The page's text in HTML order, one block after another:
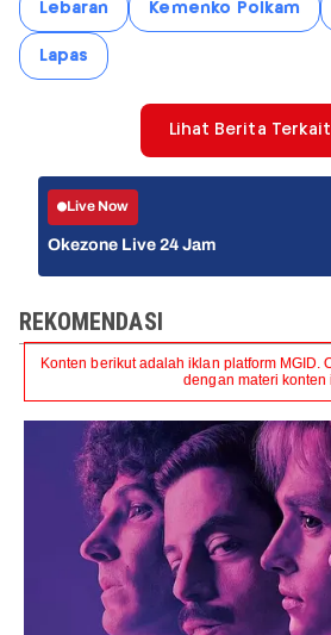
Lebaran Kemenko Polkam
Lapas
Lihat Berita Terkait
Live Now
Okezone Live 24 Jam